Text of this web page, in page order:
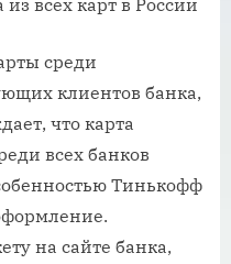
среди
клиентов банка,
что карта
всех банков
Тинькофф
на сайте банка,